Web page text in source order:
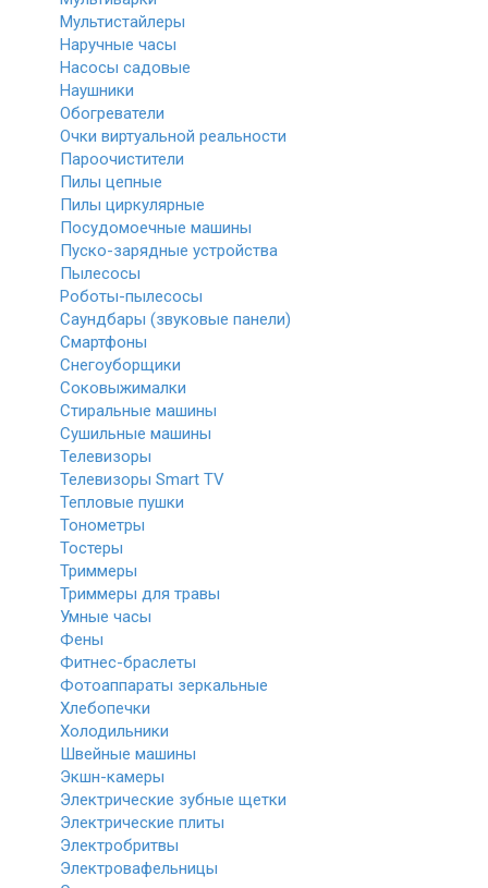
Мультистайлеры
Наручные часы
Насосы садовые
Наушники
Обогреватели
Очки виртуальной реальности
Пароочистители
Пилы цепные
Пилы циркулярные
Посудомоечные машины
Пуско-зарядные устройства
Пылесосы
Роботы-пылесосы
Саундбары (звуковые панели)
Смартфоны
Снегоуборщики
Соковыжималки
Стиральные машины
Сушильные машины
Телевизоры
Телевизоры Smart TV
Тепловые пушки
Тонометры
Тостеры
Триммеры
Триммеры для травы
Умные часы
Фены
Фитнес-браслеты
Фотоаппараты зеркальные
Хлебопечки
Холодильники
Швейные машины
Экшн-камеры
Электрические зубные щетки
Электрические плиты
Электробритвы
Электровафельницы